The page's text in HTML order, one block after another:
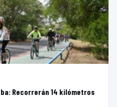
Recorrerán 14 kilómetros